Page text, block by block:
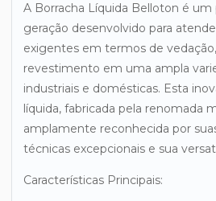
A Borracha Líquida Belloton é
geração desenvolvido para
exigentes em termos de
revestimento em uma ampla
industriais e domésticas. Esta
líquida, fabricada pela renomada
amplamente reconhecida por
técnicas excepcionais e sua
Características Principais: